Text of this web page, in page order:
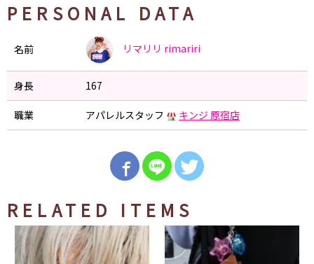
PERSONAL DATA
名前 リマリリ rimariri
身長 167
職業 アパレルスタッフ キンジ 原宿店
RELATED ITEMS